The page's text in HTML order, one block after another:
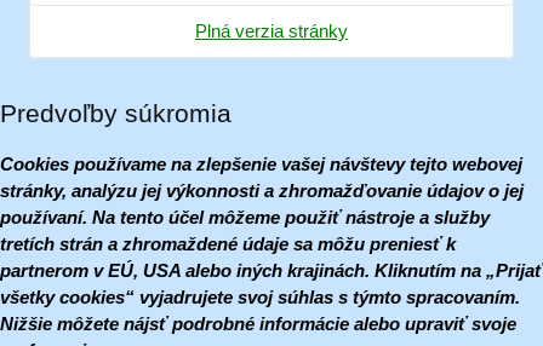
Plná verzia stránky
Predvoľby súkromia
Cookies používame na zlepšenie vašej návštevy tejto webovej
stránky, analýzu jej výkonnosti a zhromažďovanie údajov o jej
používaní. Na tento účel môžeme použiť nástroje a služby
tretích strán a zhromaždené údaje sa môžu preniesť k
partnerom v EÚ, USA alebo iných krajinách. Kliknutím na „Prijať
všetky cookies“ vyjadrujete svoj súhlas s týmto spracovaním.
Nižšie môžete nájsť podrobné informácie alebo upraviť svoje